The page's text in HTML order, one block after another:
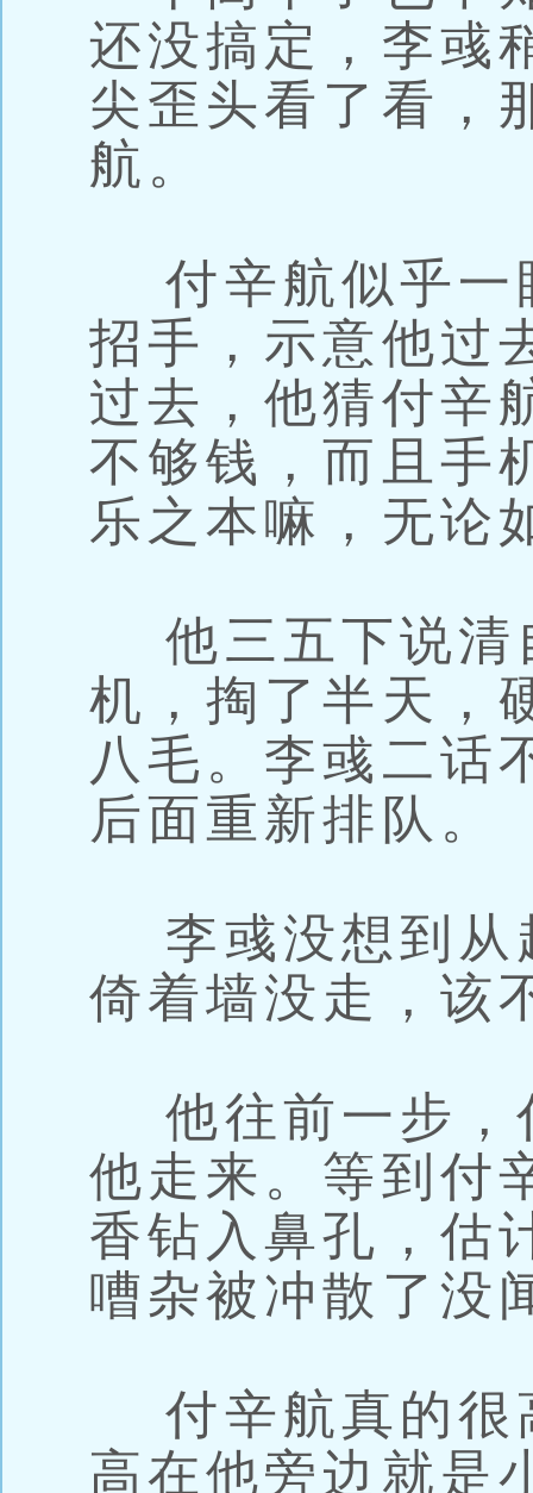
还没搞定，李彧
尖歪头看了看，
航。
付辛航似乎一
招手，示意他过
过去，他猜付辛
不够钱，而且手
乐之本嘛，无论
他三五下说清
机，掏了半天，
八毛。李彧二话
后面重新排队。
李彧没想到从
倚着墙没走，该
他往前一步，
他走来。等到付
香钻入鼻孔，估
嘈杂被冲散了没
付辛航真的很
高在他旁边就是